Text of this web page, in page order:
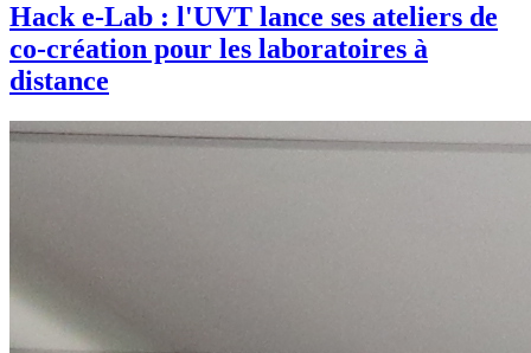
Hack e-Lab : l'UVT lance ses ateliers de
co-création pour les laboratoires à
distance